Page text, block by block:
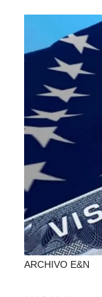
ARCHIVO E&N